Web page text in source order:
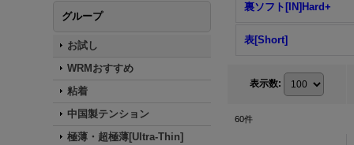
グループ
お試し
WRMおすすめ
粘着
中国製テンション
極薄・超極薄[Ultra-Thin]
裏ソフト[IN]Hard+
表[Short]
表示数:
60件